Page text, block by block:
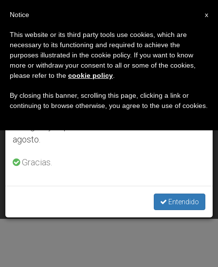
DÍA
Diciembre 9th, 2010
ÚLTIMAS NOTICIAS
Obispos hablarán en el Europarlamento sobre los cristianos
DEC 09, 2010 00:00
×
Aviso importante
Del 27 de julio al 7 de agosto haremos la pausa
anual, aprovechando que en el periodo de verano
se generan menos informaciones y también el
agosto.
Gracias.
Entendido
x
Notice
This website or its third party tools use cookies, which are
necessary to its functioning and required to achieve the
purposes illustrated in the cookie policy. If you want to know
more or withdraw your consent to all or some of the cookies,
please refer to the cookie policy
By closing this banner, scrolling this page, clicking a link or
continuing to browse otherwise, you agree to the use of cookies.